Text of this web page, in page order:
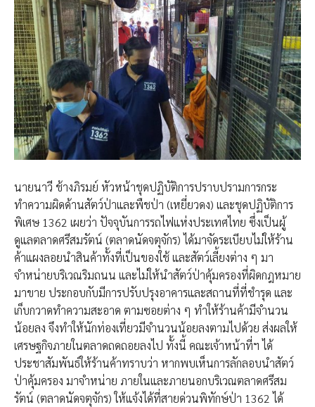
นายนาวี ช้างภิรมย์ หัวหน้าชุดปฏิบัติการปราบปรามการกระ
ทำความผิดด้านสัตว์ป่าและพืชป่า (เหยี่ยวดง) และชุดปฏิบัติการ
พิเศษ 1362 เผยว่า ปัจจุบันการรถไฟแห่งประเทศไทย ซึ่งเป็นผู้
ดูแลตลาดศรีสมรัตน์ (ตลาดนัดจตุจักร) ได้มาจัดระเบียบไม่ให้ร้าน
ค้าแผงลอยนำสินค้าทั้งที่เป็นของใช้ และสัตว์เลี้ยงต่าง ๆ มา
จำหน่ายบริเวณริมถนน และไม่ให้นำสัตว์ป่าคุ้มครองที่ผิดกฎหมาย
มาขาย ประกอบกับมีการปรับปรุงอาคารและสถานที่ที่ชำรุด และ
เก็บกวาดทำความสะอาด ตามซอยต่าง ๆ ทำให้ร้านค้ามีจำนวน
น้อยลง จึงทำให้นักท่องเที่ยวมีจำนวนน้อยลงตามไปด้วย ส่งผลให้
เศรษฐกิจภายในตลาดถดถอยลงไป ทั้งนี้ คณะเจ้าหน้าที่ฯ ได้
ประชาสัมพันธ์ให้ร้านค้าทราบว่า หากพบเห็นการลักลอบนำสัตว์
ป่าคุ้มครอง มาจำหน่าย ภายในและภายนอกบริเวณตลาดศรีสม
รัตน์ (ตลาดนัดจตุจักร) ให้แจ้งได้ที่สายด่วนพิทักษ์ป่า 1362 ได้